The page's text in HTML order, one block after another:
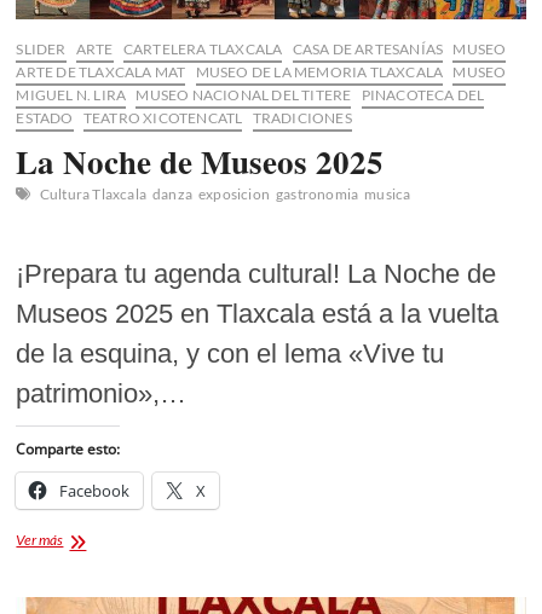
SLIDER ARTE CARTELERA TLAXCALA CASA DE ARTESANÍAS MUSEO
ARTE DE TLAXCALA MAT
MUSEO DE LA MEMORIA TLAXCALA MUSEO
MIGUEL N. LIRA MUSEO NACIONAL DEL TITERE
PINACOTECA DEL
ESTADO
TEATRO XICOTENCATL TRADICIONES
La Noche de Museos 2025
Cultura Tlaxcala danza exposicion gastronomia musica
¡Prepara tu agenda cultural! La Noche de
Museos 2025 en Tlaxcala está a la vuelta
de la esquina, y con el lema «Vive tu
patrimonio»,…
Comparte esto:
Facebook X
Ver másLa
Museos